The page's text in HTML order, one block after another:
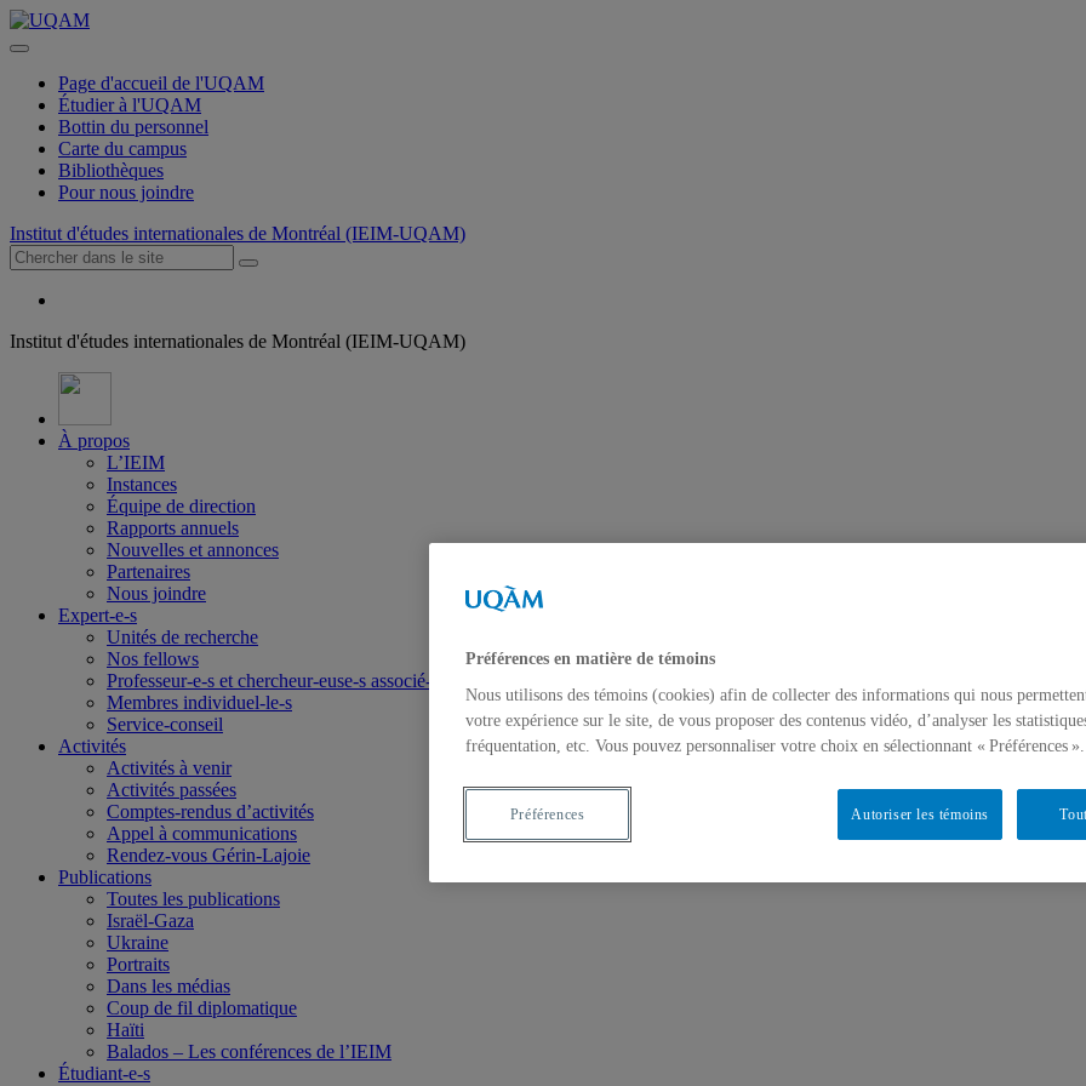
Page d'accueil de l'UQAM
Étudier à l'UQAM
Bottin du personnel
Carte du campus
Bibliothèques
Pour nous joindre
Institut d'études internationales de Montréal (IEIM-UQAM)
Institut d'études internationales de Montréal (IEIM-UQAM)
À propos
L’IEIM
Instances
Équipe de direction
Rapports annuels
Nouvelles et annonces
Partenaires
Nous joindre
Expert-e-s
Unités de recherche
Nos fellows
Professeur-e-s et chercheur-euse-s associé-e-s
Membres individuel-le-s
Service-conseil
Activités
Activités à venir
Activités passées
Comptes-rendus d’activités
Appel à communications
Rendez-vous Gérin-Lajoie
Publications
Toutes les publications
Israël-Gaza
Ukraine
Portraits
Dans les médias
Coup de fil diplomatique
Haïti
Balados – Les conférences de l’IEIM
Étudiant-e-s
Préférences en matière de témoins
Nous utilisons des témoins (cookies) afin de collecter des informations qui nous
votre expérience sur le site, de vous proposer des contenus vidéo, d’analyser les
fréquentation, etc. Vous pouvez personnaliser votre choix en sélectionnant « Préférences ».
Autoriser les témoins
Préférences